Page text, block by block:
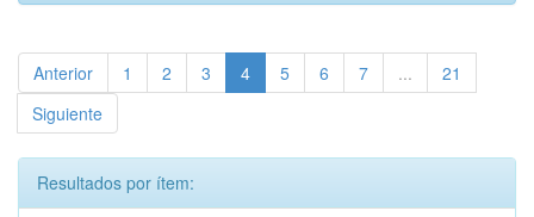
Anterior 1 2 3 4 5 6 7 ...
21
Siguiente
Resultados por ítem: